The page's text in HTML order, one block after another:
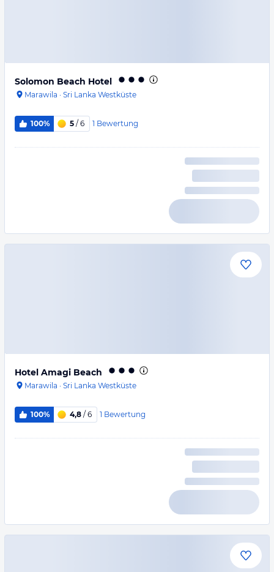
Solomon Beach Hotel
Marawila · Sri Lanka Westküste
100% 5 / 6 1 Bewertung
Hotel Amagi Beach
Marawila · Sri Lanka Westküste
100% 4,8 / 6 1 Bewertung